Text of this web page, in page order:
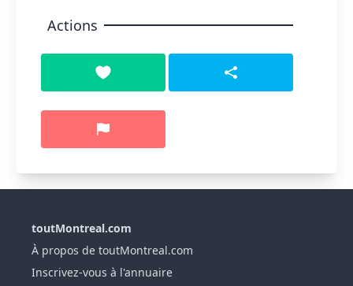
Actions
toutMontreal.com
À propos de toutMontreal.com
Inscrivez-vous à l'annuaire